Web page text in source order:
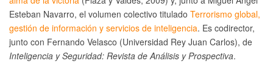
Esteban Navarro, el volumen colectivo titulado Terrorismo global,
gestión de información y servicios de inteligencia. Es codirector,
junto con Fernando Velasco (Universidad Rey Juan Carlos), de
Inteligencia y Seguridad: Revista de Análisis y Prospectiva.